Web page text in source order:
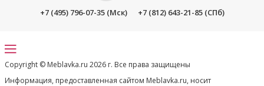
+7 (495) 796-07-35 (Мск)
+7 (812) 643-21-85 (СПб)
Copyright © Meblavka.ru 2026 г. Все права защищены
Информация, предоставленная сайтом Meblavka.ru, носит